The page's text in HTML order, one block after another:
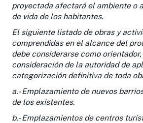
proyectada afectará el ambiente o
de vida de los habitantes.
El siguiente listado de obras y
comprendidas en el alcance del
debe considerarse como
consideración de la autoridad de
categorización definitiva de toda
a.- Emplazamiento de nuevos
de los existentes.
b.- Emplazamientos de centros